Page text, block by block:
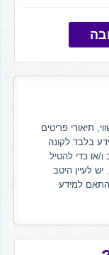
תיאורי פריטים
בלבד לקונה
או כדי להטיל
לעיין היטב
למידע